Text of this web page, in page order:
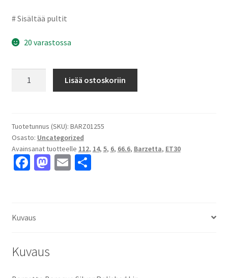
# Sisältää pultit
20 varastossa
Lip
6x14"
5x112
ET30
Lisää ostoskoriin
Tuotetunnus (SKU): BARZ01255
Osasto: Uncategorized
Avainsanat tuotteelle 112, 14, 5, 6, 66.6, Barzetta, ET30
Fa
o
o
M E S
Kuvaus
Kuvaus